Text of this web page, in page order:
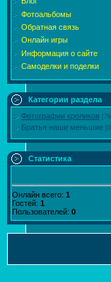
Фотоальбомы
Обратная связь
Онлайн игры
Информация о сайте
Самоделки и поделки
Категории раздела
Фотографии кроликов
[79]
Братья наши меньшие [0]
Статистика
Онлайн всего: 1
Гостей: 1
Пользователей: 0